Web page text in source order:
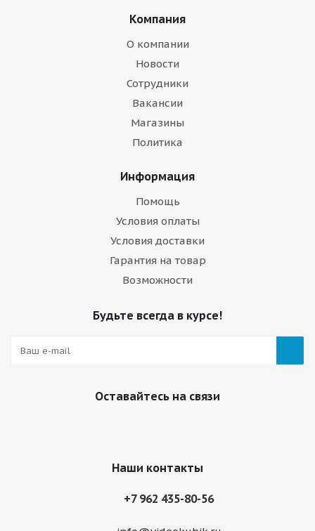
Компания
О компании
Новости
Сотрудники
Вакансии
Магазины
Политика
Информация
Помощь
Условия оплаты
Условия доставки
Гарантия на товар
Возможности
Будьте всегда в курсе!
Оставайтесь на связи
Наши контакты
+7 962 435-80-56